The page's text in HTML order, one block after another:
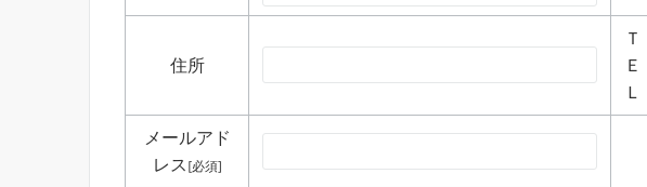
住所
Ｔ
Ｅ
Ｌ
メールアド
レス [必須]